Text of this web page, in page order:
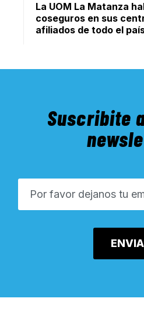
La UOM La Matanza
coseguros en sus
afiliados de todo el
Suscribite